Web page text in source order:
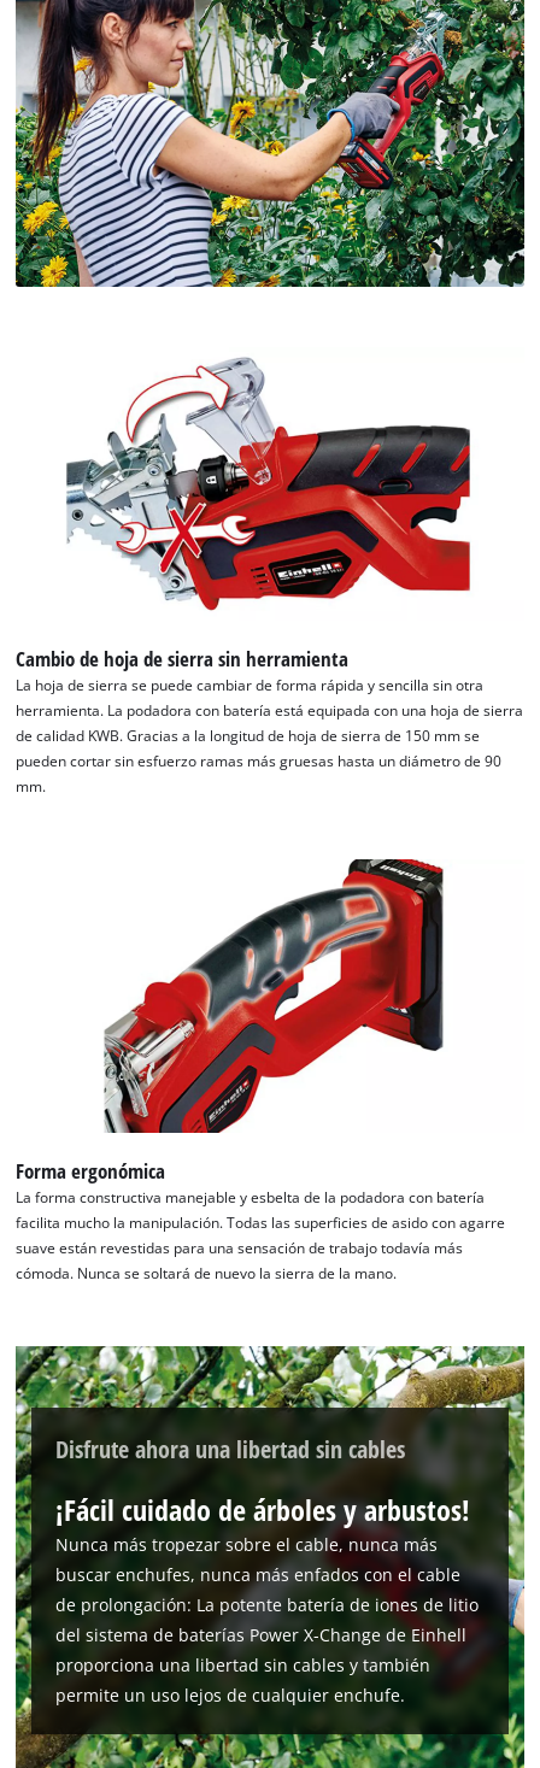
¡Necesitamos su consentimiento para
cargar el servicio Google Maps!
This content is not permitted to load due
to trackers that are not disclosed to the
visitor. The website owner needs to setup
the site with their CMP to add this content
to the list of technologies used.
Management Platform
Cambio de hoja de sierra sin herramienta
La hoja de sierra se puede cambiar de forma rápida y sencilla sin otra
herramienta. La podadora con batería está equipada con una hoja de sierra
de calidad KWB. Gracias a la longitud de hoja de sierra de 150 mm se
pueden cortar sin esfuerzo ramas más gruesas hasta un diámetro de 90
mm.
Forma ergonómica
La forma constructiva manejable y esbelta de la podadora con batería
facilita mucho la manipulación. Todas las superficies de asido con agarre
suave están revestidas para una sensación de trabajo todavía más
cómoda. Nunca se soltará de nuevo la sierra de la mano.
Disfrute ahora una libertad sin cables
¡Fácil cuidado de árboles y arbustos!
Nunca más tropezar sobre el cable, nunca más
buscar enchufes, nunca más enfados con el cable
de prolongación: La potente batería de iones de litio
del sistema de baterías Power X-Change de Einhell
proporciona una libertad sin cables y también
permite un uso lejos de cualquier enchufe.